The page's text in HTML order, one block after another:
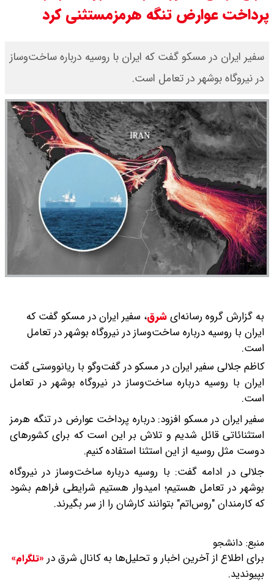
قیمت طلا ۱۸ عیار امروز جمعه ۱۶ مرداد
۱۴۰۵ اعلام شد/ طلا بر مدار صعود
/ نفت صعودی شد + جدول
پرداخت عوارض تنگه هرمزمستثنی کرد
سفیر ایران در مسکو گفت که ایران با روسیه درباره ساخت‌وساز
در نیروگاه بوشهر در تعامل است.
به گزارش گروه رسانه‌ایشرق، سفیر ایران در مسکو گفت که
ایران با روسیه درباره ساخت‌وساز در نیروگاه بوشهر در تعامل
است.
کاظم جلالی سفیر ایران در مسکو در گفت‌و‌گو با ریانووستی گفت
ایران با روسیه درباره ساخت‌وساز در نیروگاه بوشهر در تعامل
است.
سفیر ایران در مسکو افزود: درباره پرداخت عوارض در تنگه هرمز
استثنائاتی قائل شدیم و تلاش بر این است که برای کشور‌های
دوست مثل روسیه از این استثنا استفاده کنیم.
جلالی در ادامه گفت: با روسیه درباره ساخت‌وساز در نیروگاه
بوشهر در تعامل هستیم؛ امیدوار هستیم شرایطی فراهم بشود
که کارمندان "روس‌اتم" بتوانند کارشان را از سر بگیرند.
منبع: دانشجو
برای اطلاع از آخرین اخبار و تحلیل‌ها به کانال شرق در «تلگرام»
بپیوندید.